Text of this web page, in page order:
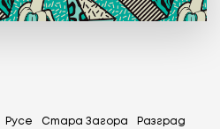
Русе Стара Загора Разград